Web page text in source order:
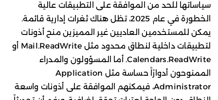
سياساتها للحد من الموافقة على التطبيقات عالية
الخطورة في عام 2025، تظل هناك ثغرات إدارية قائمة.
يمكن للمستخدمين العاديين غير المميزين منح أذونات
لتطبيقات داخلية لنطاق محدود مثل Mail.ReadWrite أو
Calendars.ReadWrite. أما المسؤولون والمدراء
الممنوحون أدوارًاً حساسة مثل Application
Administrator، فيمكنهم الموافقة على أذونات واسعة